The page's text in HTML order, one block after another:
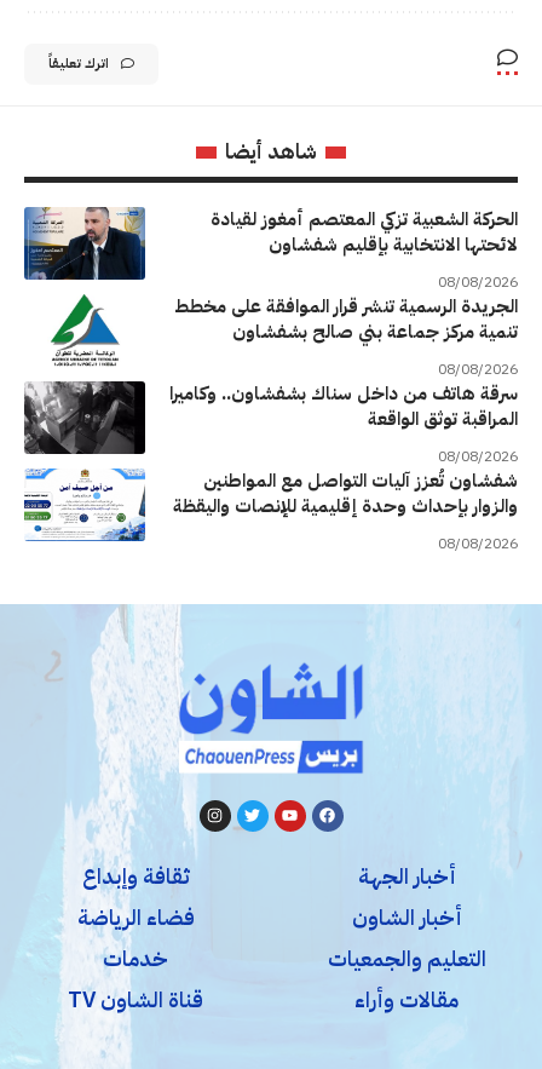
اترك تعليقاً
شاهد أيضا
الحركة الشعبية تزكي المعتصم أمغوز لقيادة
لائحتها الانتخابية بإقليم شفشاون
08/08/2026
الجريدة الرسمية تنشر قرار الموافقة على مخطط
تنمية مركز جماعة بني صالح بشفشاون
08/08/2026
سرقة هاتف من داخل سناك بشفشاون.. وكاميرا
المراقبة توثق الواقعة
08/08/2026
شفشاون تُعزز آليات التواصل مع المواطنين
والزوار بإحداث وحدة إقليمية للإنصات واليقظة
08/08/2026
أخبار الجهة
أخبار الشاون
التعليم والجمعيات
مقالات وأراء
ثقافة وإبداع
فضاء الرياضة
خدمات
قناة الشاون TV